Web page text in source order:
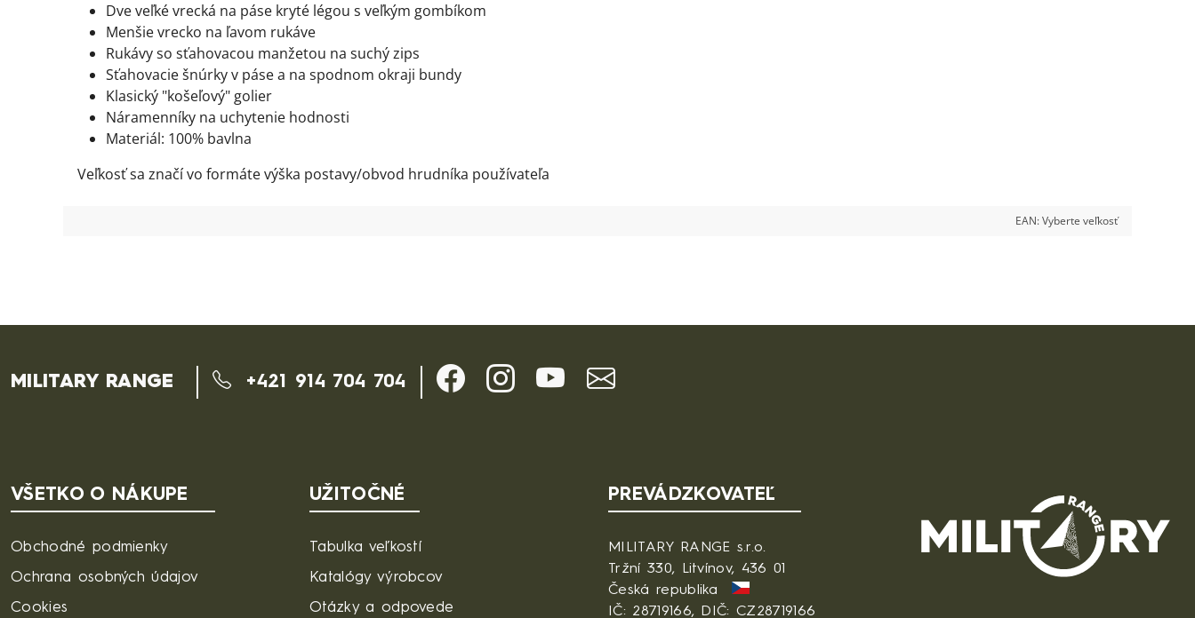
Dve veľké vrecká na páse kryté légou s veľkým gombíkom
Menšie vrecko na ľavom rukáve
Rukávy so sťahovacou manžetou na suchý zips
Sťahovacie šnúrky v páse a na spodnom okraji bundy
Klasický "košeľový" golier
Náramenníky na uchytenie hodnosti
Materiál: 100% bavlna
Veľkosť sa značí vo formáte výška postavy/obvod hrudníka používateľa
EAN:Vyberte veľkosť
MILITARY RANGE +421 914 704 704
VŠETKO O NÁKUPE
Obchodné podmienky
Ochrana osobných údajov
Cookies
UŽITOČNÉ
Tabulka veľkostí
Katalógy výrobcov
Otázky a odpovede
PREVÁDZKOVATEĽ
MILITARY RANGE s.r.o.
Tržní 330, Litvínov, 436 01
Česká republika
IČ: 28719166, DIČ: CZ28719166